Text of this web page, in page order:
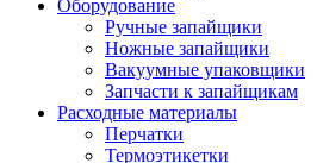
Оборудование
Ручные запайщики
Ножные запайщики
Вакуумные упаковщики
Запчасти к запайщикам
Расходные материалы
Перчатки
Термоэтикетки